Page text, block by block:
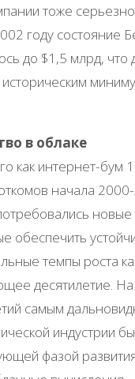
тоже
году состояние
до $1,5 млрд, что
историческим
в облаке
как интернет-бум
начала
обеспечить
темпы роста
десятилетие.
самым
индустрии
фазой